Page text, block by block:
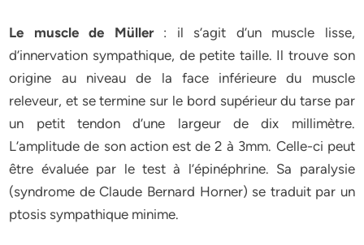
Le muscle de Müller: il s’agit d’un muscle lisse,
d’innervation sympathique, de petite taille. Il trouve son
origine au niveau de la face inférieure du muscle
releveur, et se termine sur le bord supérieur du tarse par
un petit tendon d’une largeur de dix millimètre.
L’amplitude de son action est de 2 à 3mm. Celle-ci peut
être évaluée par le test à l’épinéphrine. Sa paralysie
(syndrome de Claude Bernard Horner) se traduit par un
ptosis sympathique minime.